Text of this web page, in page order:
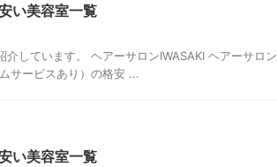
い美容室一覧
しています。 ヘアーサロンIWASAKI ヘアーサロン
サービスあり）の格安 ...
い美容室一覧